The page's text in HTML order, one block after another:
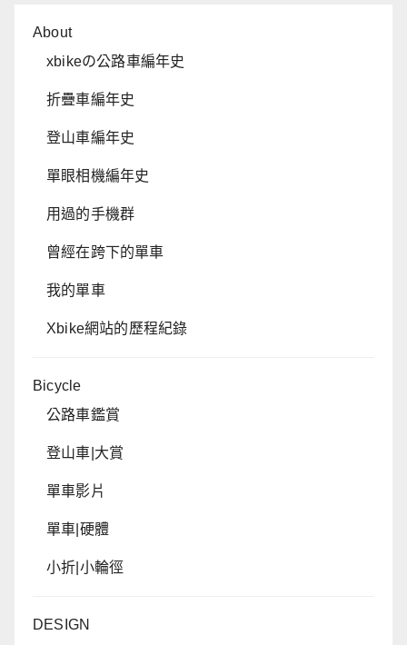
About
xbikeの公路車編年史
折疊車編年史
登山車編年史
單眼相機編年史
用過的手機群
曾經在跨下的單車
我的單車
Xbike網站的歷程紀錄
Bicycle
公路車鑑賞
登山車|大賞
單車影片
單車|硬體
小折|小輪徑
DESIGN